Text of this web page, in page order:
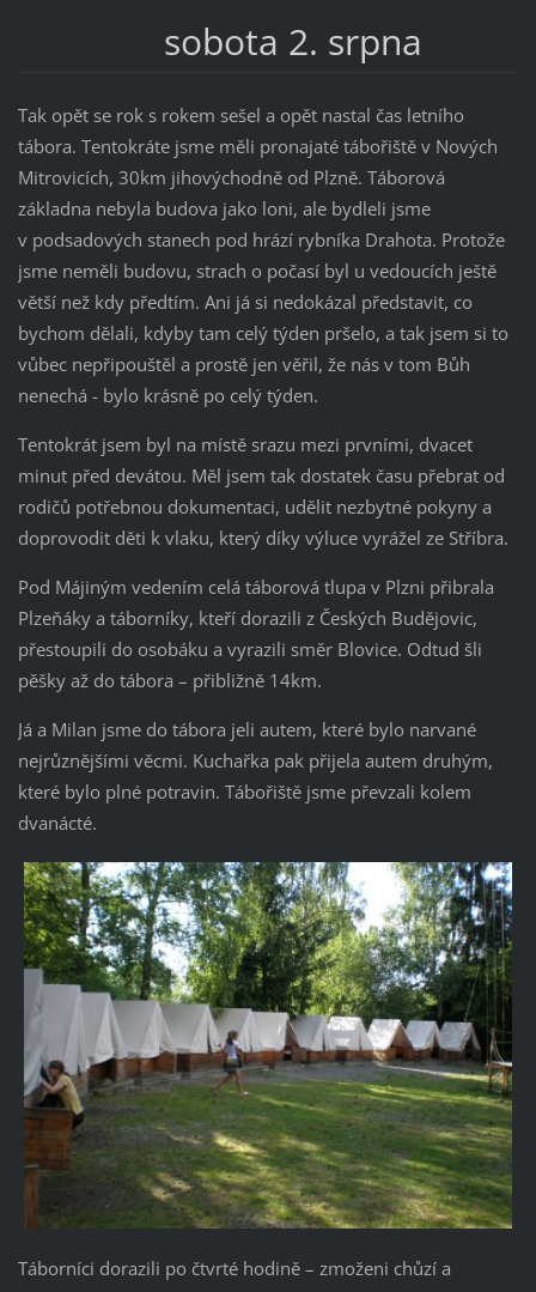
sobota 2. srpna
Tak opět se rok s rokem sešel a opět nastal čas letního
tábora. Tentokráte jsme měli pronajaté tábořiště v Nových
Mitrovicích, 30km jihovýchodně od Plzně. Táborová
základna nebyla budova jako loni, ale bydleli jsme
v podsadových stanech pod hrází rybníka Drahota. Protože
jsme neměli budovu, strach o počasí byl u vedoucích ještě
větší než kdy předtím. Ani já si nedokázal představit, co
bychom dělali, kdyby tam celý týden pršelo, a tak jsem si to
vůbec nepřipouštěl a prostě jen věřil, že nás v tom Bůh
nenechá - bylo krásně po celý týden.
Tentokrát jsem byl na místě srazu mezi prvními, dvacet
minut před devátou. Měl jsem tak dostatek času přebrat od
rodičů potřebnou dokumentaci, udělit nezbytné pokyny a
doprovodit děti k vlaku, který díky výluce vyrážel ze Stříbra.
Pod Májiným vedením celá táborová tlupa v Plzni přibrala
Plzeňáky a táborníky, kteří dorazili z Českých Budějovic,
přestoupili do osobáku a vyrazili směr Blovice. Odtud šli
pěšky až do tábora – přibližně 14km.
Já a Milan jsme do tábora jeli autem, které bylo narvané
nejrůznějšími věcmi. Kuchařka pak přijela autem druhým,
které bylo plné potravin. Tábořiště jsme převzali kolem
dvanácté.
Táborníci dorazili po čtvrté hodině – zmoženi chůzí a